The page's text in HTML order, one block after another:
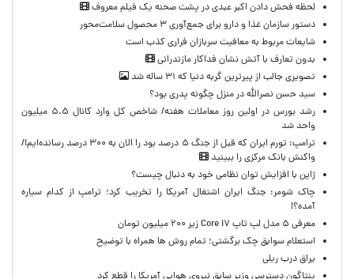
لحظه‌ فحش دادن اکبر عبدی در پشت صحنه یک فیلم معروف
دستور سازمان غذا و دارو برای جمع‌آوری ۳ محصول سلامت‌محور
شایعات مربوط به معافیت سربازان فراری کذب است
بدون تعارف با آتش نشان فداکار مازندرانی
تصویری جالب از پیرترین گربه دنیا که ۳۱ ساله شد
سید حسن نصرالله در منزل چگونه پدری بود؟
رشد بورس در اولین روز معاملات هفته/ شاخص کل وارد کانال ۵.۵ میلیون
واحد شد
ترامپ: تورم ایران که قبل از جنگ ۵ درصد بود را الان به ۳۰۰ درصد رسانده‌ایم!/
واکنش بانک مرکزی را ببینید
ژاپن با افزایش توان نظامی خود به دنبال چیست؟
چاک شومر: جنگ ایران اشتغال آمریکا را تخریب کرد؛ ترامپ از کدام سیاره
آمده؟!
معرفی ۵ مدل لپ تاپ Core i۷ زیر ۲۰۰ میلیون تومان
استعلام سوابق چک برگشتی؛ تمام روش ها همراه با توضیح
یراق درب ریلی